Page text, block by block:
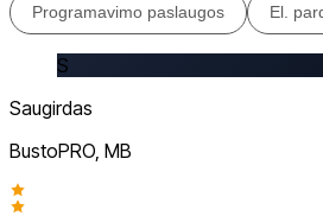
Programavimo paslaugos El.
S
Saugirdas
BustoPRO, MB